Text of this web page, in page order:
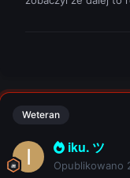
Weteran
iku. ツ
Opublikowano